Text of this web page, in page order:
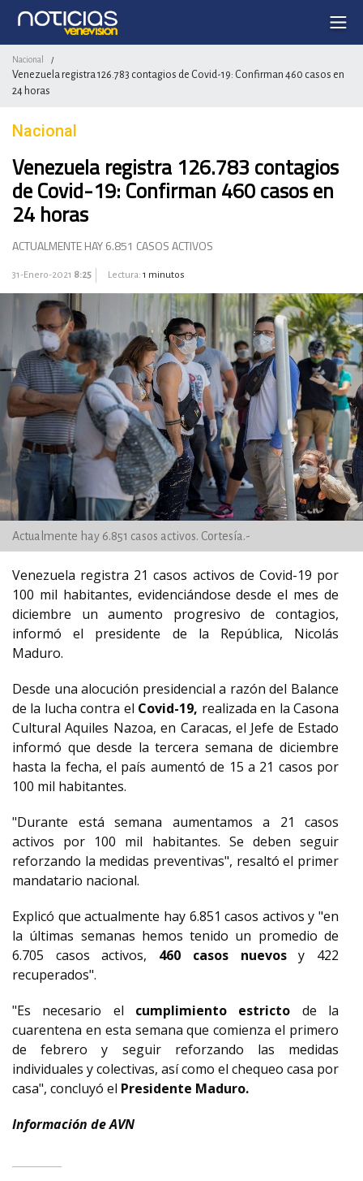
Nacional /
Venezuela registra 126.783 contagios de Covid-19: Confirman 460 casos en
24 horas
Nacional
Venezuela registra 126.783 contagios
de Covid-19: Confirman 460 casos en
24 horas
ACTUALMENTE HAY 6.851 CASOS ACTIVOS
31-Enero-2021 8:25 Lectura: 1 minutos
Actualmente hay 6.851 casos activos. Cortesía.-
Venezuela registra 21 casos activos de Covid-19 por
100 mil habitantes, evidenciándose desde el mes de
diciembre un aumento progresivo de contagios,
informó el presidente de la República, Nicolás
Maduro.
Desde una alocución presidencial a razón del Balance
de la lucha contra el Covid-19, realizada en la Casona
Cultural Aquiles Nazoa, en Caracas, el Jefe de Estado
informó que desde la tercera semana de diciembre
hasta la fecha, el país aumentó de 15 a 21 casos por
100 mil habitantes.
"Durante está semana aumentamos a 21 casos
activos por 100 mil habitantes. Se deben seguir
reforzando la medidas preventivas", resaltó el primer
mandatario nacional.
Explicó que actualmente hay 6.851 casos activos y "en
la últimas semanas hemos tenido un promedio de
6.705 casos activos, 460 casos nuevosy 422
recuperados".
"Es necesario el cumplimiento estricto de la
cuarentena en esta semana que comienza el primero
de febrero y seguir reforzando las medidas
individuales y colectivas, así como el chequeo casa por
casa", concluyó el Presidente Maduro.
Información de AVN